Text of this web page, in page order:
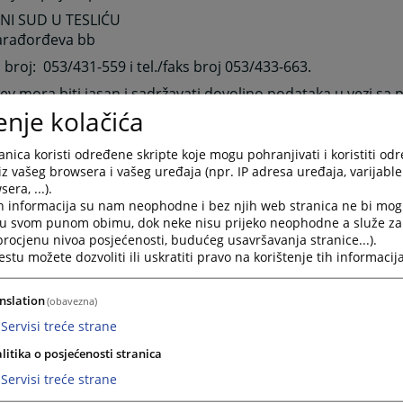
SUD U TESLIĆU
bb
broj: 053/431-559 i tel./faks broj 053/433-663.
mora biti jasan i sadržavati dovoljno podataka u vezi sa
informacije,
zahtjev podnosi fizičko lice dužno je putem ličnih
podnosi zakonski zastupnik dužan je dokazati svoj
je zakonski zastupnik,
zahtjev Sud je dužan da, putem ovlaštenog radnika,
od značaja za obradu zahtjeva,
dužan obavijestiti podnosioca zahtjeva da li je odobrio
ili u cjelini, u roku od 15 dana od dana prijema
produžen za 7 dana u slučajevima predviđenim u Zakonu
informacijama,
informacijama obezbijediće se podnosiocu zahtjeva na
jezika u Bosni i Hercegovini, kao i na originalnom jeziku
kolačića
koristi određene skripte koje mogu pohranjivati i koristiti
vašeg browsera i vašeg uređaja (npr. IP adresa uređaja,
...).
informacija su nam neophodne i bez njih web stranica ne bi
svom punom obimu, dok neke nisu prijeko neophodne a služe
nivoa posjećenosti, budućeg usavršavanja stranice...).
možete dozvoliti ili uskratiti pravo na korištenje tih
(obavezna)
Servisi treće strane
o posjećenosti stranica
Servisi treće strane